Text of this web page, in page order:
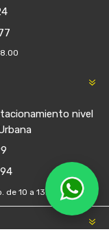
nivel
10 a 13:30